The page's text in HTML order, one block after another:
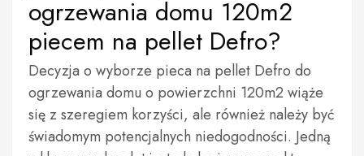
ogrzewania domu 120m2
piecem na pellet Defro?
Decyzja o wyborze pieca na pellet Defro do
ogrzewania domu o powierzchni 120m2 wiąże
się z szeregiem korzyści, ale również należy być
świadomym potencjalnych niedogodności. Jedną